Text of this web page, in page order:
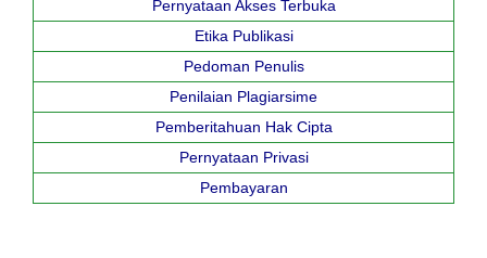
Pernyataan Akses Terbuka
Etika Publikasi
Pedoman Penulis
Penilaian Plagiarsime
Pemberitahuan Hak Cipta
Pernyataan Privasi
Pembayaran